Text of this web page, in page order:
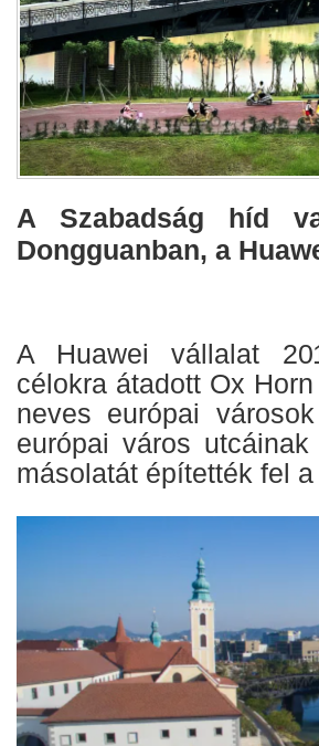
A Szabadság híd
Dongguanban, a
A Huawei vállalat
célokra átadott Ox
neves európai
európai város
másolatát építették fel